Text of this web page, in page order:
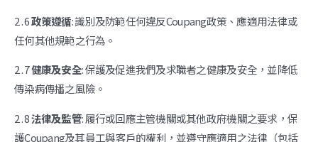
2 . 6政策遵循: 識別及防範任何違反Coupang政策、應適用法律或
任何其他規範之行為。
2 . 7健康及安全: 保護及促進我們及求職者之健康及安全，並降低
傳染病傳播之風險。
2 . 8法律及監管: 履行或回應主管機關或其他政府機關之要求，保
護Coupang及其員工與客戶的權利，並遵守應適用之法律（包括